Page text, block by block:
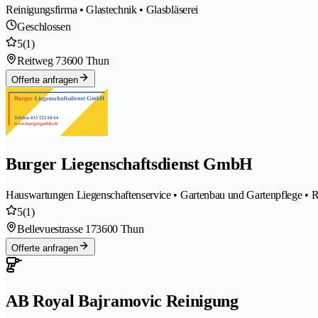
Reinigungsfirma • Glastechnik • Glasbläserei
Geschlossen
5(1)
Reitweg 73600 Thun
Offerte anfragen
Burger Liegenschaftsdienst GmbH
Hauswartungen Liegenschaftenservice • Gartenbau und Gartenpflege •
5(1)
Bellevuestrasse 173600 Thun
Offerte anfragen
AB Royal Bajramovic Reinigung